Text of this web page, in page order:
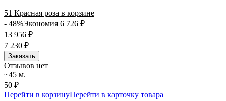
51 Красная роза в корзине
- 48%Экономия 6 726 ₽
13 956 ₽
7 230 ₽
Заказать
Отзывов нет
~45 м.
50 ₽
Перейти в корзинуПерейти в карточку товара